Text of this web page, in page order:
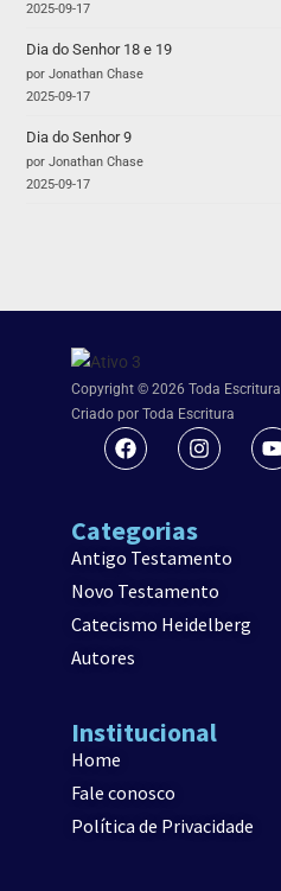
2025-09-17
Dia do Senhor 18 e 19
por Jonathan Chase
2025-09-17
Dia do Senhor 9
por Jonathan Chase
2025-09-17
Copyright © 2026 Toda Escritura |
Criado por Toda Escritura
Categorias
Antigo Testamento
Novo Testamento
Catecismo Heidelberg
Autores
Institucional
Home
Fale conosco
Política de Privacidade